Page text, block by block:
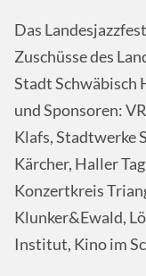
Das
Zuschüsse des
Stadt Schwäbisch
und Sponsoren:
Klafs, Stadtwerke
Kärcher, Haller
Konzertkreis
Klunker&Ewald,
Institut, Kino im